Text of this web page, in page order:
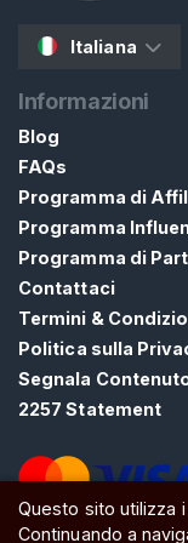
Italiana
Informazioni
Blog
FAQs
Programma di
Programma
Programma di
Contattaci
Termini &
Politica sulla
Segnala
2257 Statement
Questo sito utilizza
Continuando a
>
m
e
E
s
p
o
r
a